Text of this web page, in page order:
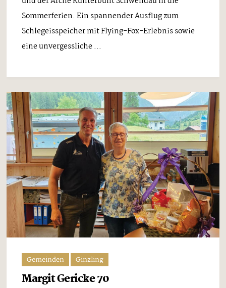
Sommerferien. Ein spannender Ausflug zum
Schlegeisspeicher mit Flying-Fox-Erlebnis sowie
eine unvergessliche ...
Gemeinden Ginzling
Margit Gericke 70